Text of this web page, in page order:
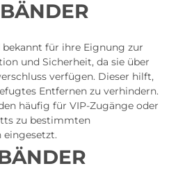
für ihre Eignung zur
und Sicherheit, da sie über
verfügen. Dieser hilft,
Entfernen zu verhindern.
häufig für VIP-Zugänge oder
zu bestimmten
eingesetzt.